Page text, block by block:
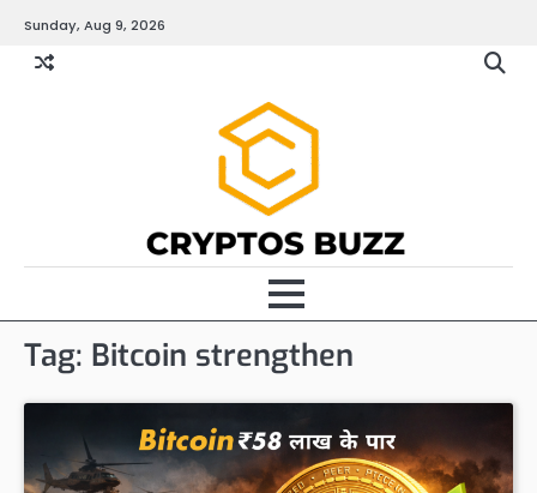
content
Sunday, Aug 9, 2026
Tag: Bitcoin strengthen